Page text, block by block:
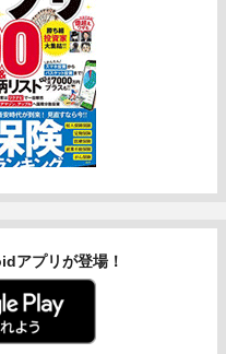
アプリが登場！